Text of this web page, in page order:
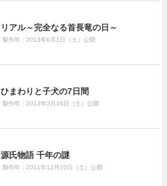
リアル～完全なる首長竜の日～
製作年：2013年6月1日（土）公開
ひまわりと子犬の7日間
製作年：2013年3月16日（土）公開
源氏物語 千年の謎
製作年：2011年12月10日（土）公開